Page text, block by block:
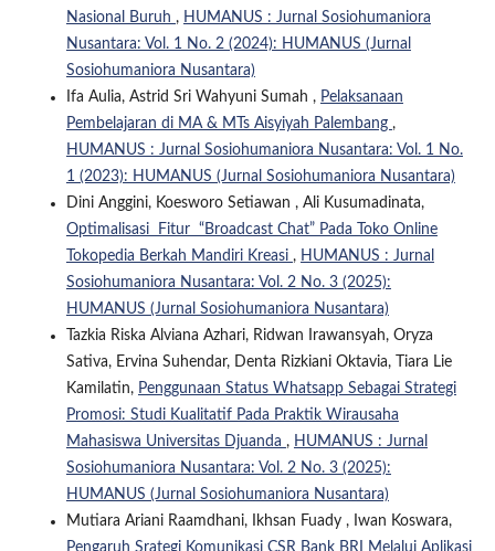
Nasional Buruh , HUMANUS : Jurnal Sosiohumaniora
Nusantara: Vol. 1 No. 2 (2024): HUMANUS (Jurnal
Sosiohumaniora Nusantara)
Ifa Aulia, Astrid Sri Wahyuni Sumah , Pelaksanaan
Pembelajaran di MA & MTs Aisyiyah Palembang ,
HUMANUS : Jurnal Sosiohumaniora Nusantara: Vol. 1 No.
1 (2023): HUMANUS (Jurnal Sosiohumaniora Nusantara)
Dini Anggini, Koesworo Setiawan , Ali Kusumadinata,
Optimalisasi Fitur “Broadcast Chat” Pada Toko Online
Tokopedia Berkah Mandiri Kreasi , HUMANUS : Jurnal
Sosiohumaniora Nusantara: Vol. 2 No. 3 (2025):
HUMANUS (Jurnal Sosiohumaniora Nusantara)
Tazkia Riska Alviana Azhari, Ridwan Irawansyah, Oryza
Sativa, Ervina Suhendar, Denta Rizkiani Oktavia, Tiara Lie
Kamilatin, Penggunaan Status Whatsapp Sebagai Strategi
Promosi: Studi Kualitatif Pada Praktik Wirausaha
Mahasiswa Universitas Djuanda , HUMANUS : Jurnal
Sosiohumaniora Nusantara: Vol. 2 No. 3 (2025):
HUMANUS (Jurnal Sosiohumaniora Nusantara)
Mutiara Ariani Raamdhani, Ikhsan Fuady , Iwan Koswara,
Pengaruh Srategi Komunikasi CSR Bank BRI Melalui Aplikasi